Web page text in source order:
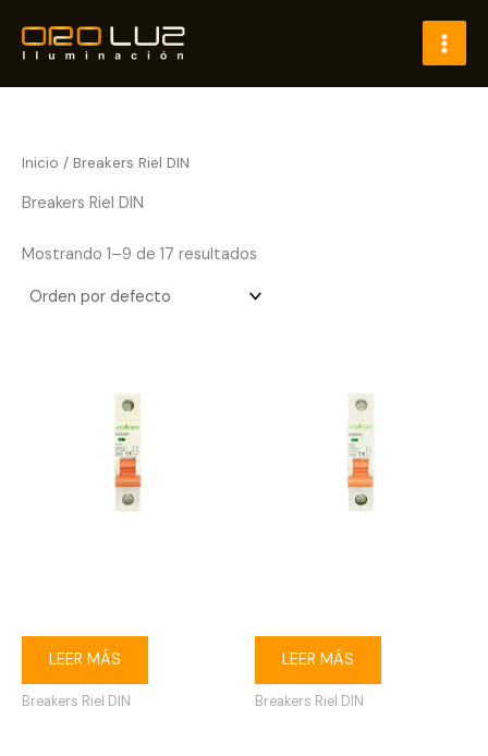
contenido
Inicio / Breakers Riel DIN
Breakers Riel DIN
Mostrando 1–9 de 17 resultados
LEER MÁS
Breakers Riel DIN
LEER MÁS
Breakers Riel DIN